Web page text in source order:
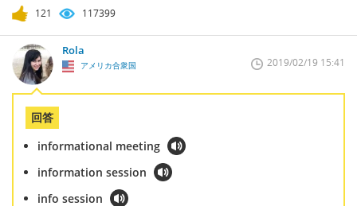
121 117399
Rola
アメリカ合衆国 2019/02/19 15:41
回答
informational meeting
information session
info session